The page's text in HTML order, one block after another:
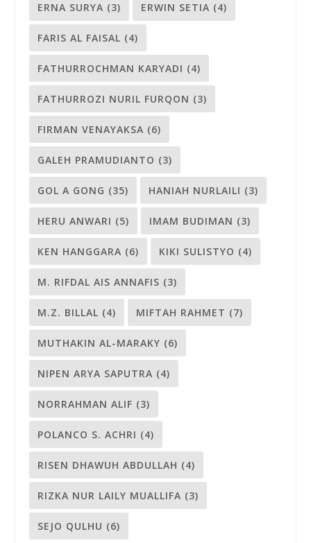
ERNA SURYA (3) ERWIN SETIA (4)
FARIS AL FAISAL (4)
FATHURROCHMAN KARYADI (4)
FATHURROZI NURIL FURQON (3)
FIRMAN VENAYAKSA (6)
GALEH PRAMUDIANTO (3)
GOL A GONG (35) HANIAH NURLAILI (3)
HERU ANWARI (5) IMAM BUDIMAN (3)
KEN HANGGARA (6) KIKI SULISTYO (4)
M. RIFDAL AIS ANNAFIS (3)
M.Z. BILLAL (4) MIFTAH RAHMET (7)
MUTHAKIN AL-MARAKY (6)
NIPEN ARYA SAPUTRA (4)
NORRAHMAN ALIF (3)
POLANCO S. ACHRI (4)
RISEN DHAWUH ABDULLAH (4)
RIZKA NUR LAILY MUALLIFA (3)
SEJO QULHU (6)